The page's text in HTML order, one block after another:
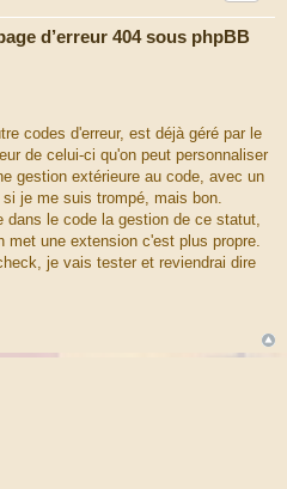
d’erreur 404 sous phpBB
codes d'erreur, est déjà géré par le
de celui-ci qu'on peut personnaliser
gestion extérieure au code, avec un
je me suis trompé, mais bon.
dans le code la gestion de ce statut,
une extension c'est plus propre.
je vais tester et reviendrai dire